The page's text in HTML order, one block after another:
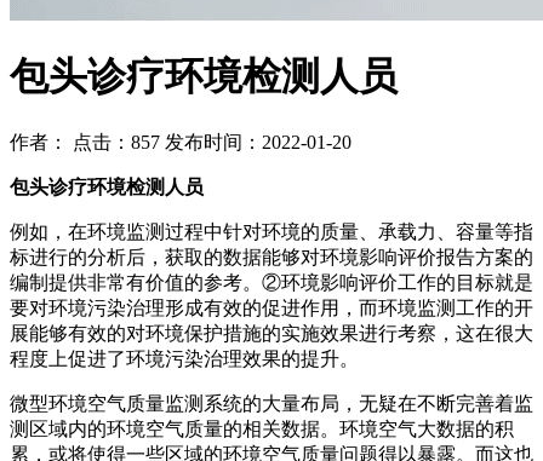
包头诊疗环境检测人员
作者： 点击：857 发布时间：2022-01-20
包头诊疗环境检测人员
例如，在环境监测过程中针对环境的质量、承载力、容量等指
标进行的分析后，获取的数据能够对环境影响评价报告方案的
编制提供非常有价值的参考。②环境影响评价工作的目标就是
要对环境污染治理形成有效的促进作用，而环境监测工作的开
展能够有效的对环境保护措施的实施效果进行考察，这在很大
程度上促进了环境污染治理效果的提升。
微型环境空气质量监测系统的大量布局，无疑在不断完善着监
测区域内的环境空气质量的相关数据。环境空气大数据的积
累，或将使得一些区域的环境空气质量问题得以暴露。而这也